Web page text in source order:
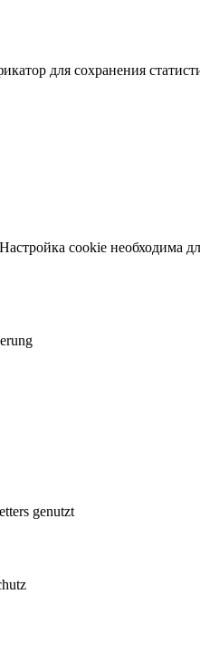
для сохранения
cookie необходима
genutzt